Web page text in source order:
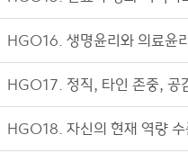
HGO16. 생명윤리와 의료윤
HGO17. 정직, 타인 존중, 공
HGO18. 자신의 현재 역량